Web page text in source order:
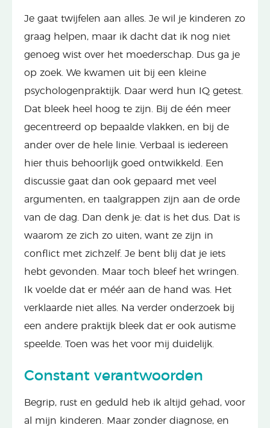
Je gaat twijfelen aan alles. Je wil je kinderen zo
graag helpen, maar ik dacht dat ik nog niet
genoeg wist over het moederschap. Dus ga je
op zoek. We kwamen uit bij een kleine
psychologenpraktijk. Daar werd hun IQ getest.
Dat bleek heel hoog te zijn. Bij de één meer
gecentreerd op bepaalde vlakken, en bij de
ander over de hele linie. Verbaal is iedereen
hier thuis behoorlijk goed ontwikkeld. Een
discussie gaat dan ook gepaard met veel
argumenten, en taalgrappen zijn aan de orde
van de dag. Dan denk je: dat is het dus. Dat is
waarom ze zich zo uiten, want ze zijn in
conflict met zichzelf. Je bent blij dat je iets
hebt gevonden. Maar toch bleef het wringen.
Ik voelde dat er méér aan de hand was. Het
verklaarde niet alles. Na verder onderzoek bij
een andere praktijk bleek dat er ook autisme
speelde. Toen was het voor mij duidelijk.
Constant verantwoorden
Begrip, rust en geduld heb ik altijd gehad, voor
al mijn kinderen. Maar zonder diagnose, en